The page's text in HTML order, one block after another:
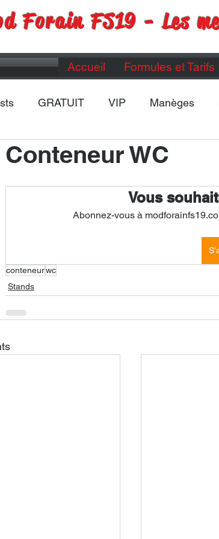
Forain FS19 - Les
Accueil Formules et Tarifs
GRATUIT VIP Manèges
Caravanes Maps
Conteneur WC
Vous
Abonnez-vous à
conteneurwc
Stands